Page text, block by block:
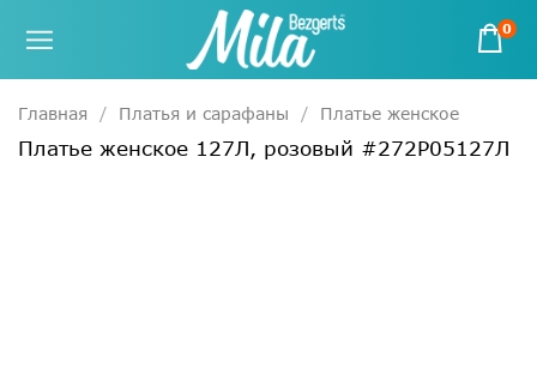
0
Главная Платья и сарафаны Платье женское
Платье женское 127Л, розовый #272Р05127Л